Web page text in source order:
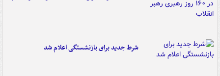
شرط جدید برای بازنشستگی اعلام شد